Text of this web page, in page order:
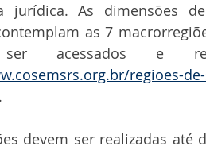
jurídica. As dimensões
as 7
regioes-